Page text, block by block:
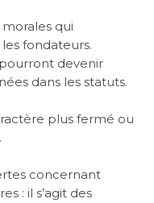
qui
fondateurs.
pourront devenir
dans les statuts.
plus fermé ou
.
concernant
: il s’agit des